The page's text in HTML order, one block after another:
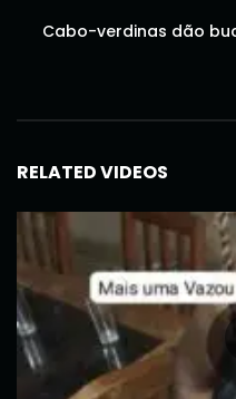
Cabo-verdinas dão
RELATED VIDEOS